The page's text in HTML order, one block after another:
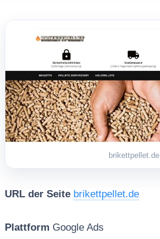
brikettpellet.de
URL der Seite brikettpellet.de
Plattform Google Ads